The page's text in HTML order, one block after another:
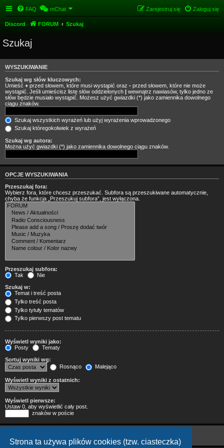
Strona ta używa plików cookies (tzw. ciasteczka)
FAQ mChat Zaloguj się
Zarejestruj się
Discord FORUM Szukaj
Szukaj
WYSZUKIWANIE
Szukaj wg słów kluczowych:
Umieść + przed słowem, które musi wystąpić oraz - przed słowem, które nie może
wystąpić. Jeśli umieścisz listę słów oddzielonych | wewnątrz nawiasów, tylko jedno ze
słów będzie musiało wystąpić. Możesz użyć gwiazdki (*) jako zamiennika dowolnego
ciągu znaków.
Szukaj wszystkich wyrażeń lub użyj wyrażenia wprowadzonego
Szukaj któregokolwiek z wyrażeń
Szukaj wg autora:
Można użyć gwiazdki (*) jako zamiennika dowolnego ciągu znaków.
OPCJE WYSZUKIWANIA
Przeszukaj fora:
Wybierz fora, które chcesz przeszukać. Subfora są przeszukiwane automatycznie,
chyba że funkcja „Przeszukuj subfora”, jest wyłączona.
Przeszukaj subfora:
Tak
Nie
Szukaj w:
Temat i treść posta
Tylko treść posta
Tylko tytuły tematów
Tylko pierwszy post tematu
Wyświetl wyniki jako:
Posty
Tematy
Sortuj wyniki wg:
Rosnąco
Malejąco
Wyświetl wyniki z ostatnich:
Wyświetl pierwsze:
Ustaw 0, aby wyświetlić cały post.
znaków w poście